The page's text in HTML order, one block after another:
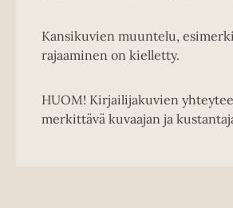
Kansikuvien muuntelu,
rajaaminen on kielletty.
HUOM! Kirjailijakuvien
merkittävä kuvaajan ja